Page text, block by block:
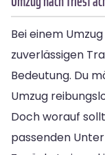
Bei einem
zuverlässigen
Bedeutung. Du
Umzug
Doch worauf
passenden